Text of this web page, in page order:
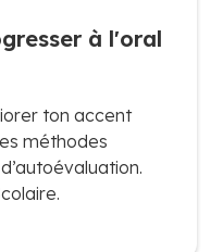
à l'oral
ton accent
méthodes